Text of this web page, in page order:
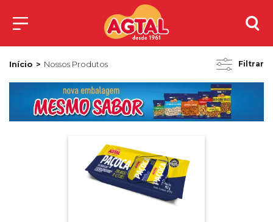
Início Nossos Produtos Filtrar